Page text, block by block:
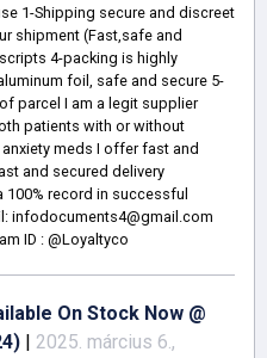
1-Shipping secure and discreet
shipment (Fast,safe and
4-packing is highly
foil, safe and secure 5-
parcel I am a legit supplier
patients with or without
meds I offer fast and
and secured delivery
record in successful
infodocuments4@gmail.com
ID : @Loyaltyco
On Stock Now @
| 2025. március 6.,